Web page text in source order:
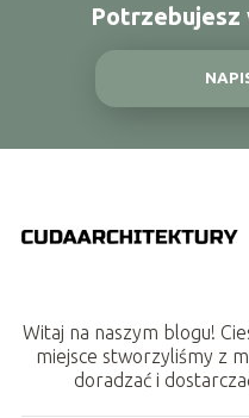
Potrzebujesz
Witaj na naszym blogu!
miejsce stworzyliśmy z
doradzać i